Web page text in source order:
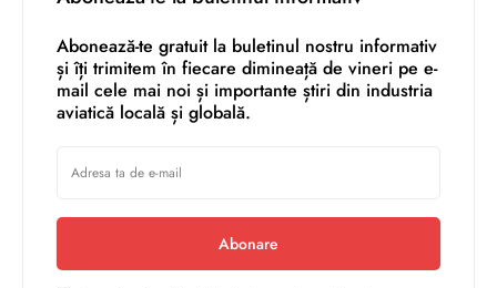
Abonează-te gratuit la buletinul nostru informativ
și îți trimitem în fiecare dimineață de vineri pe e-
mail cele mai noi și importante știri din industria
aviatică locală și globală.
Abonare